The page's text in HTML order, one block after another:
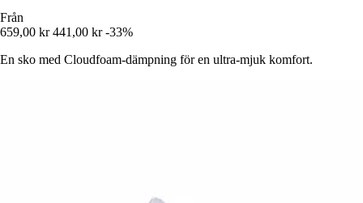
Från
659,00 kr 441,00 kr -33%
En sko med Cloudfoam-dämpning för en ultra-mjuk komfort.